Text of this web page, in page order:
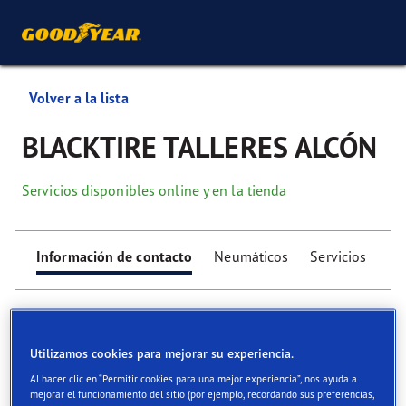
Volver a la lista
BLACKTIRE TALLERES ALCÓN
Servicios disponibles online y en la tienda
Información de contacto Neumáticos Servicios
Find your tyres
Utilizamos cookies para mejorar su experiencia.
Al hacer clic en “Permitir cookies para una mejor experiencia”, nos ayuda a
mejorar el funcionamiento del sitio (por ejemplo, recordando sus preferencias,